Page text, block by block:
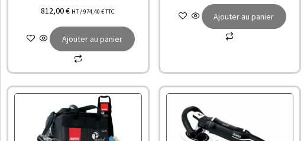
812,00€ HT /974,40€TTC
Ajouter au panier
Ajouter au panier